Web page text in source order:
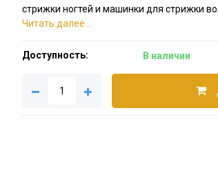
стрижки ногтей и машинки для стрижки
Читать далее ..
Доступность: В наличии